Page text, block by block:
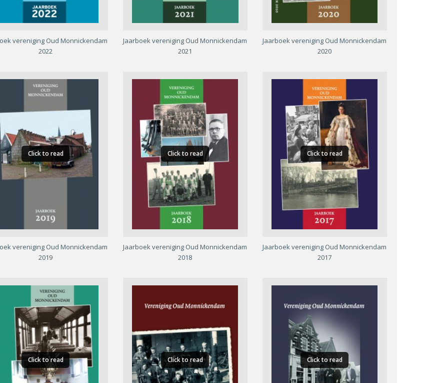
vereniging Oud Monnickendam
2022
Jaarboek vereniging Oud Monnickendam
2021
Jaarboek vereniging Oud Monnickendam
2020
Click to read
vereniging Oud Monnickendam
2019
Click to read
Jaarboek vereniging Oud Monnickendam
2018
Click to read
Jaarboek vereniging Oud Monnickendam
2017
Click to read Click to read Click to read